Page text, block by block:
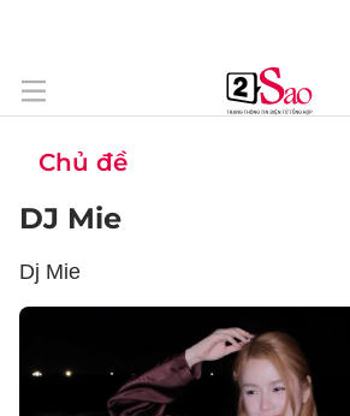
Chủ đề
DJ Mie
Dj Mie